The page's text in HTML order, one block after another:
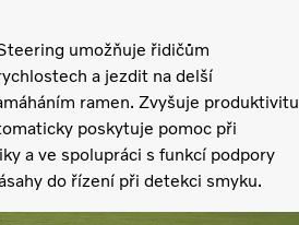
umožňuje řidičům
a jezdit na delší
ramen. Zvyšuje produktivitu
poskytuje pomoc při
a ve spolupráci s funkcí podpory
do řízení při detekci smyku.